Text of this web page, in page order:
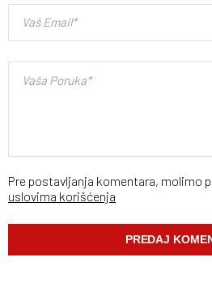
Pre postavljanja komentara, molimo
uslovima korišćenja